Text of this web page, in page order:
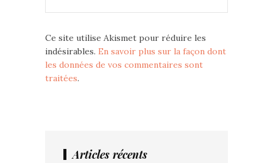
Ce site utilise Akismet pour réduire les
indésirables. En savoir plus sur la façon dont
les données de vos commentaires sont
traitées.
Articles récents